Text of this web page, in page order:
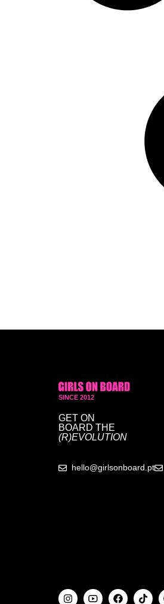
SINCE 2012
GET ON
BOARD THE
(R)EVOLUTION
hello@girlsonboard.pt